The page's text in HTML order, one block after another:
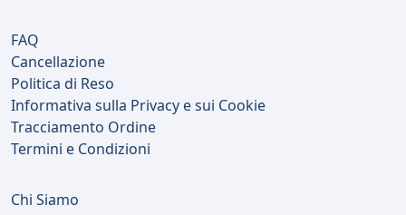
FAQ
Cancellazione
Politica di Reso
Informativa sulla Privacy e sui Cookie
Tracciamento Ordine
Termini e Condizioni
Chi Siamo